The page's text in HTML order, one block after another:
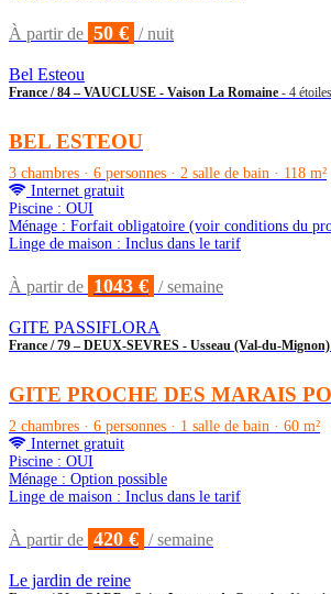
À partir de 50 € / nuit
Bel Esteou
France / 84 – VAUCLUSE - Vaison La Romaine - 4 étoiles
BEL ESTEOU
3 chambres · 6 personnes · 2 salle de bain · 118 m²
Internet gratuit
Piscine : OUI
Ménage : Forfait obligatoire (voir conditions du
Linge de maison : Inclus dans le tarif
À partir de 1043 € / semaine
GITE PASSIFLORA
France / 79 – DEUX-SEVRES - Usseau (Val-du-
GITE PROCHE DES MARAIS
2 chambres · 6 personnes · 1 salle de bain · 60 m²
Internet gratuit
Piscine : OUI
Ménage : Option possible
Linge de maison : Inclus dans le tarif
À partir de 420 € / semaine
Le jardin de reine